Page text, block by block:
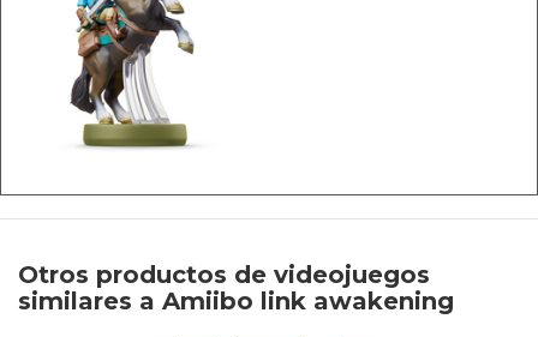
Otros productos de videojuegos
similares a Amiibo link awakening